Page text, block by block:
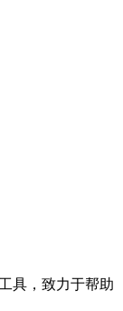
具，致力于帮助